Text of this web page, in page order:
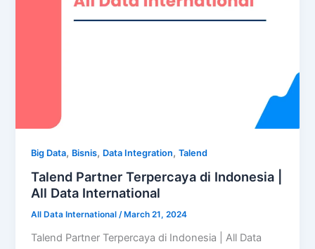
Big Data, Bisnis, Data Integration,Talend
Talend Partner Terpercaya di Indonesia |
All Data International
All Data International/ March 21, 2024
Talend Partner Terpercaya di Indonesia | All Data